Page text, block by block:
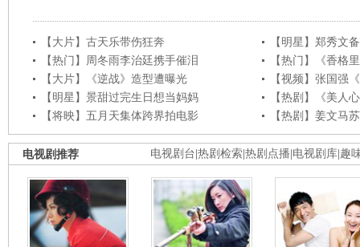
【大片】古天乐带伤狂奔
【明星】郑秀文
【热门】周冬雨李治廷携手催泪
【热门】《香格
【大片】《逆战》造型遭曝光
【视频】张国强
【明星】景甜过完生日想当妈妈
【热剧】《美人
【将映】五月天集体跨界拍电影
【热剧】姜文马
电视剧台 热剧检索 热剧点播 电视剧库 趣
电视剧推荐